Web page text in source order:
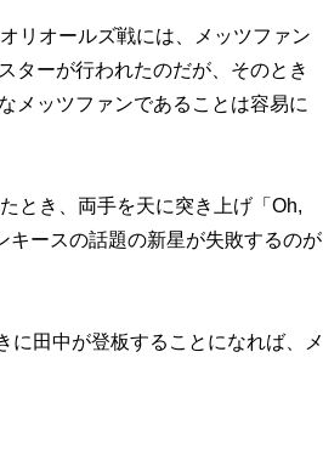
リオールズ戦には、メッツファン
ターが行われたのだが、そのとき
メッツファンであることは容易に
とき、両手を天に突き上げ「Oh,
キースの話題の新星が失敗するのが
田中が登板することになれば、メ